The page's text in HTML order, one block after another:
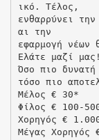
ικό. Τέλος,
ενθαρρύνει
αι την
εφαρμογή νέων
Eλάτε μαζί μας!
Όσο πιο
τόσο πιο
Μέλος € 30*
Φίλος € 100-
Χορηγός €
Μέγας Χορηγός